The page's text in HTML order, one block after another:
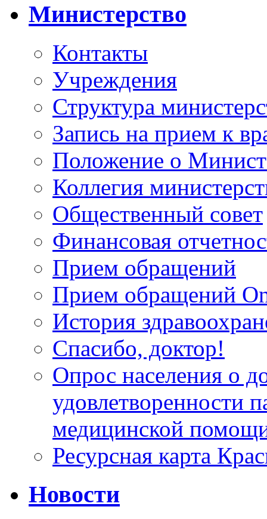
Министерство
Контакты
Учреждения
Структура
Запись на прием к
Положение о
Коллегия
Общественный совет
Финансовая
Прием обращений
Прием обращений
История
Спасибо, доктор!
Опрос населения о
удовлетворенности
медицинской
Ресурсная карта
Новости